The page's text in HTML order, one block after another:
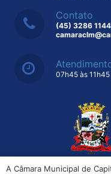
Contato
(45) 3286 1144
07h45 às
A Câmara Municipal de